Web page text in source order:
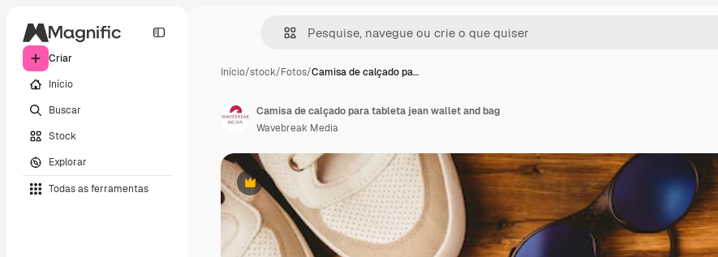
Criar
Início
Buscar
Stock
Explorar
Todas as ferramentas
Início/stock/Fotos/Camisa de calçado pa…
Premium
Camisa de calçado para tableta jean wallet and bag
Wavebreak Media